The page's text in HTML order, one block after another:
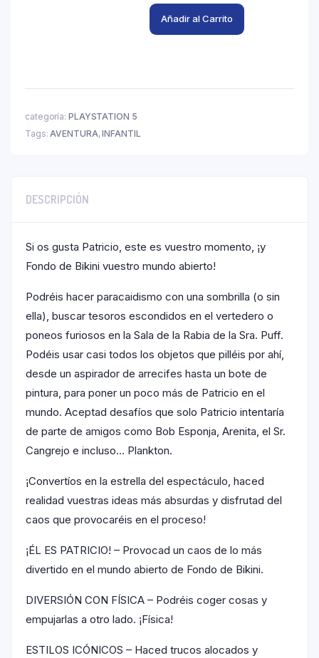
Añadir al Carrito
categoría: PLAYSTATION 5
Tags:AVENTURA,INFANTIL
DESCRIPCIÓN
Si os gusta Patricio, este es vuestro momento, ¡y
Fondo de Bikini vuestro mundo abierto!
Podréis hacer paracaidismo con una sombrilla (o sin
ella), buscar tesoros escondidos en el vertedero o
poneos furiosos en la Sala de la Rabia de la Sra. Puff.
Podéis usar casi todos los objetos que pilléis por ahí,
desde un aspirador de arrecifes hasta un bote de
pintura, para poner un poco más de Patricio en el
mundo. Aceptad desafíos que solo Patricio intentaría
de parte de amigos como Bob Esponja, Arenita, el Sr.
Cangrejo e incluso… Plankton.
¡Convertíos en la estrella del espectáculo, haced
realidad vuestras ideas más absurdas y disfrutad del
caos que provocaréis en el proceso!
¡ÉL ES PATRICIO! – Provocad un caos de lo más
divertido en el mundo abierto de Fondo de Bikini.
DIVERSIÓN CON FÍSICA – Podréis coger cosas y
empujarlas a otro lado. ¡Física!
ESTILOS ICÓNICOS – Haced trucos alocados y